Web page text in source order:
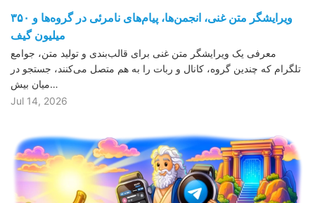
ویرایشگر متن غنی، انجمن‌ها، پیام‌های نامرئی در گروه‌ها و ۳۵۰
میلیون گیف
معرفی یک ویرایشگر متن غنی برای قالب‌بندی و تولید متن، جوامع
تلگرام که چندین گروه، کانال و ربات را به هم متصل می‌کنند، جستجو در
میان بیش…
Jul 14, 2026